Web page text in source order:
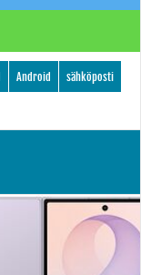
sähköposti
Android